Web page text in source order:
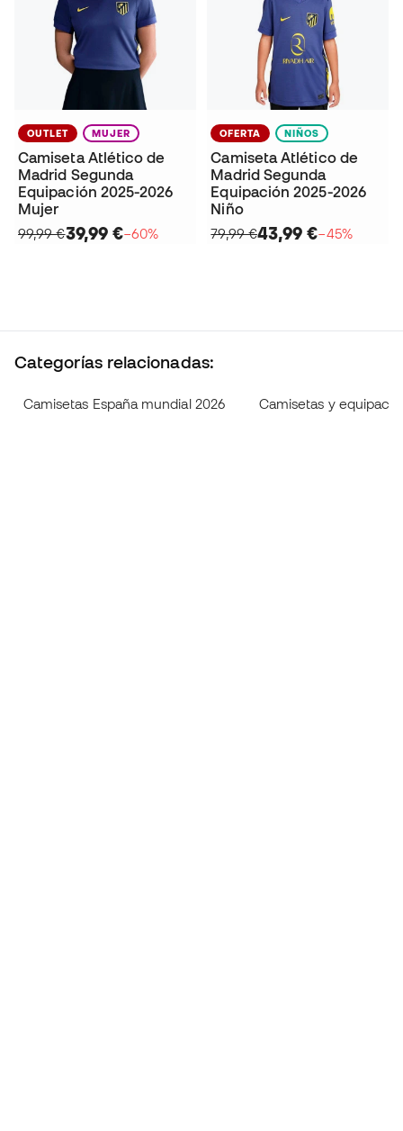
OUTLET MUJER
Camiseta Atlético de
Madrid Segunda
Equipación 2025-2026
Mujer
99,99 €39,99 €−60%
OFERTA NIÑOS
Camiseta Atlético de
Madrid Segunda
Equipación 2025-2026
Niño
79,99 €43,99 €−45%
Categorías relacionadas:
Camisetas España mundial 2026 Camisetas y